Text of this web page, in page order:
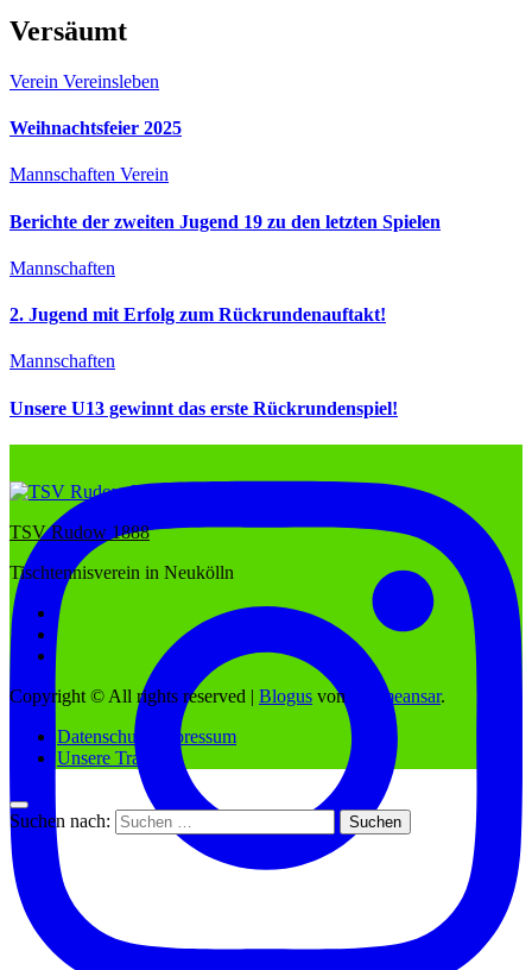
Versäumt
Verein Vereinsleben
Weihnachtsfeier 2025
Mannschaften Verein
Berichte der zweiten Jugend 19 zu den letzten Spielen
Mannschaften
2. Jugend mit Erfolg zum Rückrundenauftakt!
Mannschaften
Unsere U13 gewinnt das erste Rückrundenspiel!
TSV Rudow 1888
Tischtennisverein in Neukölln
Copyright © All rights reserved | Blogus von Themeansar.
Datenschutz/Impressum
Unsere Trainer
Suchen nach: